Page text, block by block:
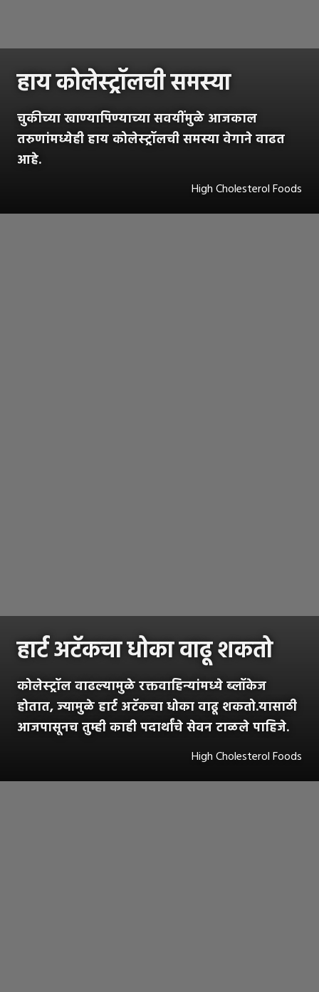
हाय कोलेस्ट्रॉलची समस्या
चुकीच्या खाण्यापिण्याच्या सवयींमुळे आजकाल
तरुणांमध्येही हाय कोलेस्ट्रॉलची समस्या वेगाने वाढत
आहे.
High Cholesterol Foods
हार्ट अटॅकचा धोका वाढू शकतो
कोलेस्ट्रॉल वाढल्यामुळे रक्तवाहिन्यांमध्ये ब्लॉकेज
होतात, ज्यामुळे हार्ट अटॅकचा धोका वाढू शकतो.यासाठी
आजपासूनच तुम्ही काही पदार्थांचे सेवन टाळले पाहिजे.
High Cholesterol Foods